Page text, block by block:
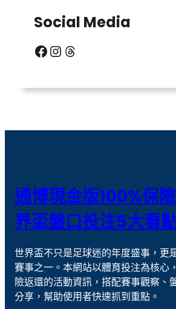
娛樂城
娛樂
歐冠盃盤口教學
現金
線上捕魚機
老
老虎機攻略
老虎
老虎機遊戲
聚寶
通博娛樂
通博娛
Social Media
Facebook Instagram Threads
通博現金版100%保
界盃盤口投注5大看
世界盃不只是足球迷的年度盛事，更
賽事之一。本網站以體育投注為核心
險返還的活動資訊，搭配賽事觀察、
分享，幫助使用者快速抓到重點。